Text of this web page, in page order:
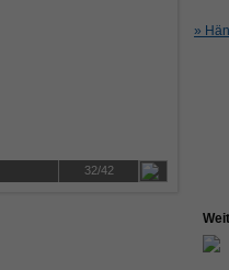
32/42
»